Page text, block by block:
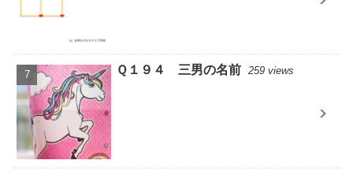
Ｑ１９４ 三男の名前 259 views